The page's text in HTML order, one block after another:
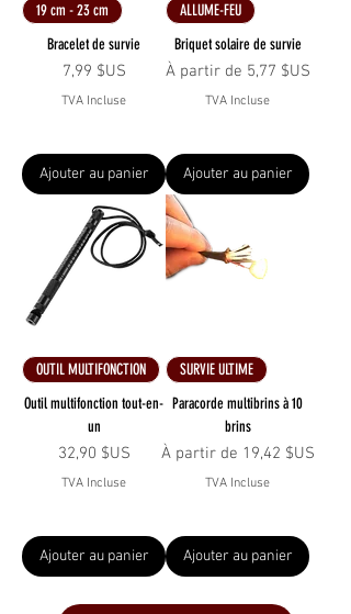
19 cm - 23 cm
Bracelet de survie
Prix
7,99 $US
TVA Incluse
Ajouter au panier
ALLUME-FEU
Briquet solaire de survie
À partir de 5,77 $US
Prix promotionnel
TVA Incluse
Ajouter au panier
OUTIL MULTIFONCTION
Outil multifonction tout-en-
un
Prix
32,90 $US
TVA Incluse
Ajouter au panier
SURVIE ULTIME
Paracorde multibrins à 10
brins
À partir de 19,42 $US
Prix promotionnel
TVA Incluse
Ajouter au panier